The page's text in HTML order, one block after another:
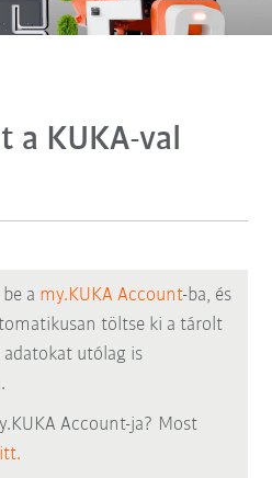
a KUKA-val
a my.KUKA Account-ba, és
töltse ki a tárolt
adatokat utólag is
Account-ja? Most
itt.